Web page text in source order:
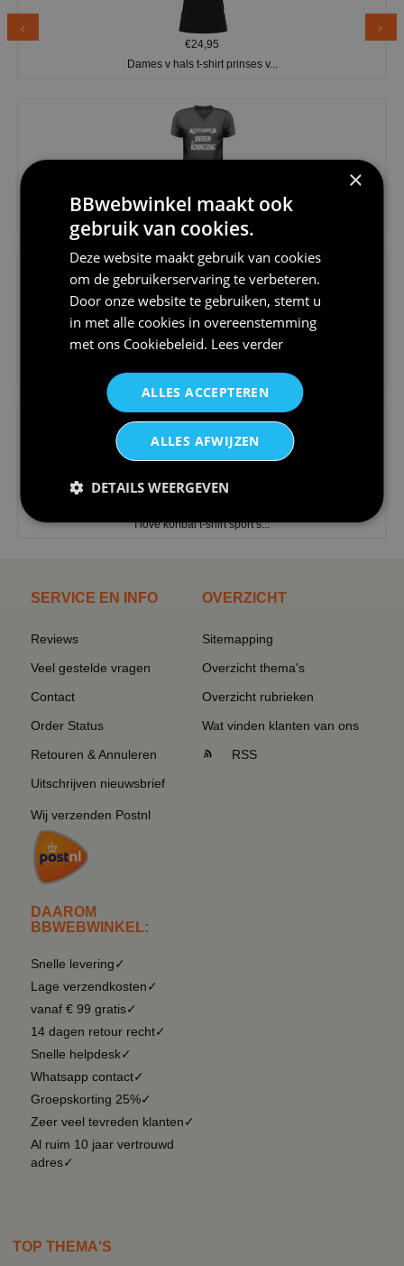
€24,95
Dames v hals t-shirt prinses v...
€24,95
€24,95
V-hals shirt rood wit blauw st...
I love korfbal t-shirt sport s...
SERVICE EN INFO
Reviews
Veel gestelde vragen
Contact
Order Status
Retouren & Annuleren
Uitschrijven nieuwsbrief
Wij verzenden Postnl
DAAROM
BBWEBWINKEL:
Snelle levering✓
Lage verzendkosten✓
vanaf € 99 gratis✓
14 dagen retour recht✓
Snelle helpdesk✓
Whatsapp contact✓
Groepskorting 25%✓
Zeer veel tevreden klanten✓
Al ruim 10 jaar vertrouwd
adres✓
OVERZICHT
Sitemapping
Overzicht thema's
Overzicht rubrieken
Wat vinden klanten van ons
RSS
TOP THEMA'S
×
BBwebwinkel maakt ook
gebruik van cookies.
Deze website maakt gebruik van cookies
om de gebruikerservaring te verbeteren.
Door onze website te gebruiken, stemt u
in met alle cookies in overeenstemming
met ons Cookiebeleid. Lees verder
ALLES ACCEPTEREN
ALLES AFWIJZEN
DETAILS WEERGEVEN